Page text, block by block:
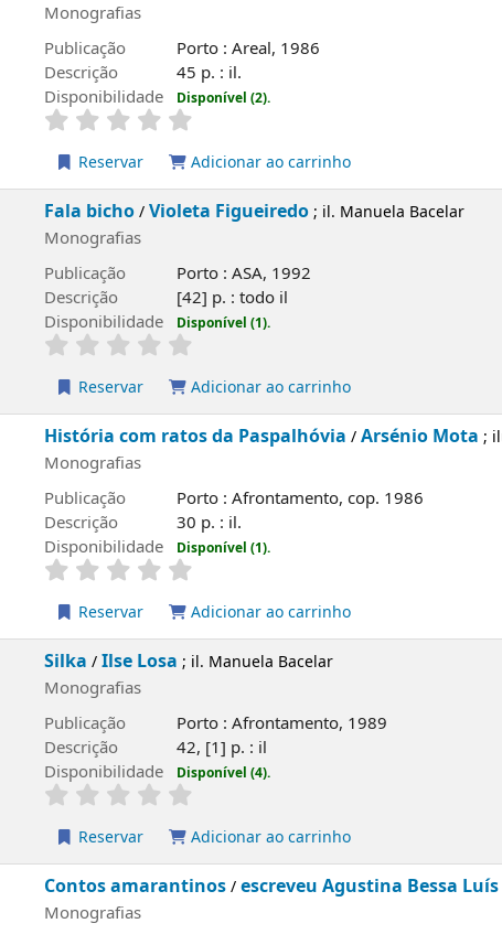
Porto : Areal, 1986
45 p. : il.
Disponível (2).
Adicionar ao carrinho
Violeta Figueiredo; il. Manuela Bacelar
Porto : ASA, 1992
[42] p. : todo il
Disponível (1).
Adicionar ao carrinho
com ratos da Paspalhóvia /Arsénio Mota; ilustrações de
Porto : Afrontamento, cop. 1986
30 p. : il.
Disponível (1).
Adicionar ao carrinho
Ilse Losa; il. Manuela Bacelar
Porto : Afrontamento, 1989
42, [1] p. : il
Disponível (4).
Adicionar ao carrinho
amarantinos/escreveu Agustina Bessa Luís; ilustrou